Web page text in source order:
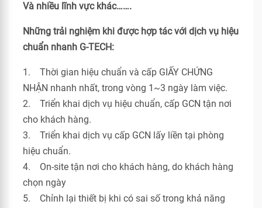
Và nhiều lĩnh vực khác…….
Những trải nghiệm khi được hợp tác với dịch vụ hiệu
chuẩn nhanh G-TECH:
1. Thời gian hiệu chuẩn và cấp GIẤY CHỨNG
NHẬN nhanh nhất, trong vòng 1~3 ngày làm việc.
2. Triển khai dịch vụ hiệu chuẩn, cấp GCN tận nơi
cho khách hàng.
3. Triển khai dịch vụ cấp GCN lấy liền tại phòng
hiệu chuẩn.
4. On-site tận nơi cho khách hàng, do khách hàng
chọn ngày
5. Chỉnh lại thiết bị khi có sai số trong khả năng